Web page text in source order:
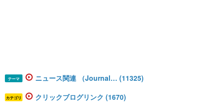
テーマ ニュース関連 （Journal… (11325)
カテゴリ クリックブログリンク (1670)